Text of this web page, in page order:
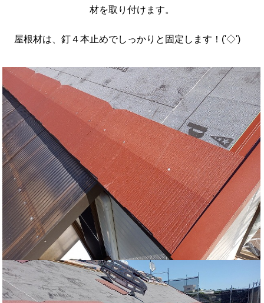
材を取り付けます。
屋根材は、釘４本止めでしっかりと固定します！('◇')ゞ